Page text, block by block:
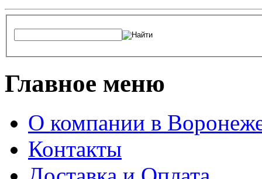
Главное меню
О компании в
Контакты